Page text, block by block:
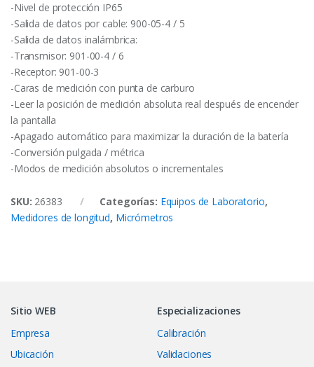
-Nivel de protección IP65
-Salida de datos por cable: 900-05-4 / 5
-Salida de datos inalámbrica:
-Transmisor: 901-00-4 / 6
-Receptor: 901-00-3
-Caras de medición con punta de carburo
-Leer la posición de medición absoluta real después de encender
la pantalla
-Apagado automático para maximizar la duración de la batería
-Conversión pulgada / métrica
-Modos de medición absolutos o incrementales
SKU: 26383 Categorías: Equipos de Laboratorio,
Medidores de longitud, Micrómetros
Sitio WEB
Empresa
Ubicación
Especializaciones
Calibración
Validaciones